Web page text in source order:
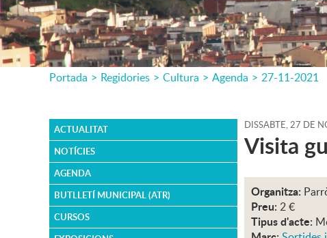
Portada > Regidories > Cultura > Agenda > 27-11-2021
ACTUALITAT
NOTÍCIES
AGENDA
BUTLLETÍ MUNICIPAL (ATR)
CURSOS
DISSABTE,27 DE
Visita
Organitza:
Preu: 2 €
Tipus d'acte: